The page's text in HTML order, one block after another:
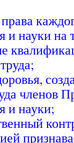
и науки на
членов
и науки;